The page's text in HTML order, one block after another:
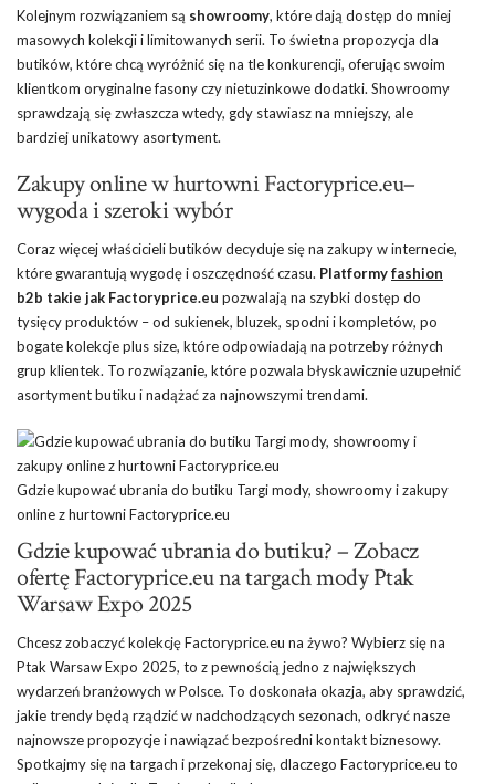
Kolejnym rozwiązaniem są showroomy, które dają dostęp do mniej
masowych kolekcji i limitowanych serii. To świetna propozycja dla
butików, które chcą wyróżnić się na tle konkurencji, oferując swoim
klientkom oryginalne fasony czy nietuzinkowe dodatki. Showroomy
sprawdzają się zwłaszcza wtedy, gdy stawiasz na mniejszy, ale
bardziej unikatowy asortyment.
Zakupy online w hurtowni Factoryprice.eu–
wygoda i szeroki wybór
Coraz więcej właścicieli butików decyduje się na zakupy w internecie,
które gwarantują wygodę i oszczędność czasu. Platformyfashion
b2b takie jak Factoryprice.eu pozwalają na szybki dostęp do
tysięcy produktów – od sukienek, bluzek, spodni i kompletów, po
bogate kolekcje plus size, które odpowiadają na potrzeby różnych
grup klientek. To rozwiązanie, które pozwala błyskawicznie uzupełnić
asortyment butiku i nadążać za najnowszymi trendami.
Gdzie kupować ubrania do butiku Targi mody, showroomy i zakupy
online z hurtowni Factoryprice.eu
Gdzie kupować ubrania do butiku? – Zobacz
ofertę Factoryprice.eu na targach mody Ptak
Warsaw Expo 2025
Chcesz zobaczyć kolekcję Factoryprice.eu na żywo? Wybierz się na
Ptak Warsaw Expo 2025, to z pewnością jedno z największych
wydarzeń branżowych w Polsce. To doskonała okazja, aby sprawdzić,
jakie trendy będą rządzić w nadchodzących sezonach, odkryć nasze
najnowsze propozycje i nawiązać bezpośredni kontakt biznesowy.
Spotkajmy się na targach i przekonaj się, dlaczego Factoryprice.eu to